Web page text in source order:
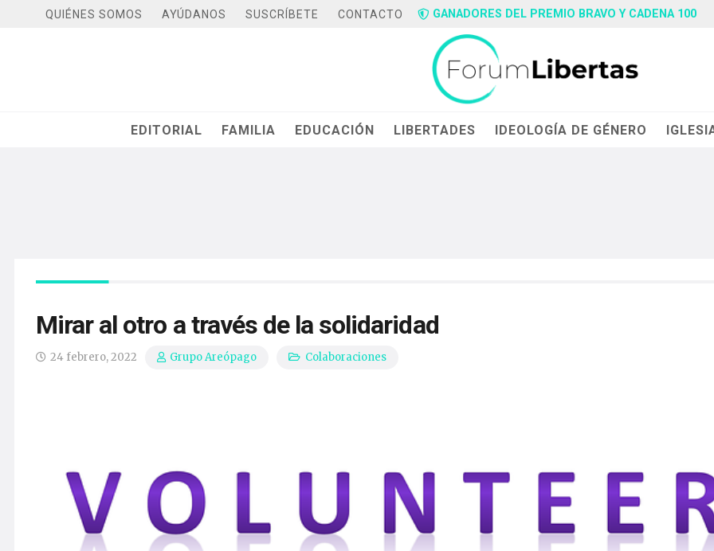
QUIÉNES SOMOS AYÚDANOS SUSCRÍBETE CONTACTO GANADORES DEL PREMIO BRAVO Y CADENA 100
EDITORIAL FAMILIA EDUCACIÓN LIBERTADES IDEOLOGÍA DE GÉNERO
Mirar al otro a través de la solidaridad
24 febrero, 2022 Grupo Areópago Colaboraciones